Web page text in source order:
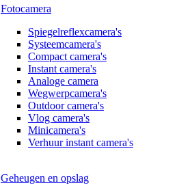
Fotocamera
Spiegelreflexcamera's
Systeemcamera's
Compact camera's
Instant camera's
Analoge camera
Wegwerpcamera's
Outdoor camera's
Vlog camera's
Minicamera's
Verhuur instant camera's
Geheugen en opslag